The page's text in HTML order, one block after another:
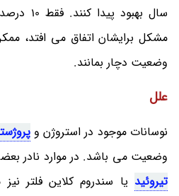
سال
مشکل برایشان اتفاق می‌ افتد،
وضعیت دچار بمانند.
علل
نوسانات موجود در استروژن و
وضعیت می باشد‌. در موارد نادر
تیروئید یا سندروم کلاین فلتر